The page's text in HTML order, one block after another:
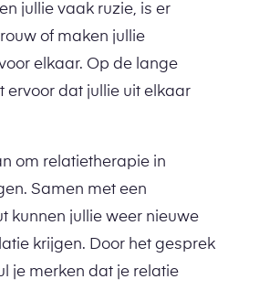
jullie vaak ruzie, is er
of maken jullie
elkaar. Op de lange
ervoor dat jullie uit elkaar
om relatietherapie in
Samen met een
kunnen jullie weer nieuwe
krijgen. Door het gesprek
je merken dat je relatie